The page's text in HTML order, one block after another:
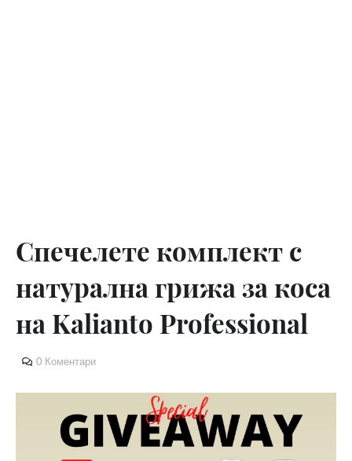
Спечелете комплект с
натурална грижа за коса
на Kalianto Professional
0 Коментари